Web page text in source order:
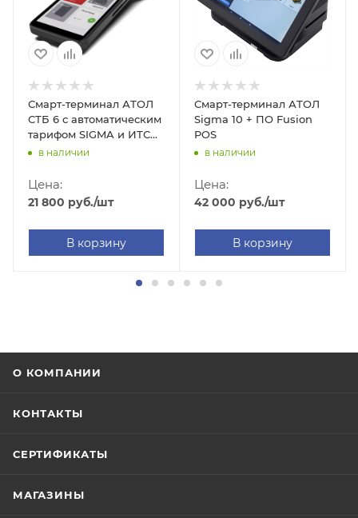
Смарт-терминал АТОЛ
СТБ 6 с автоматическим
тарифом SIGMA и ИТС
(черный, без ФН,
в наличии
Цена:
21 800 руб./шт
В корзину
Смарт-терминал АТОЛ
Sigma 10 + ПО Fusion
POS
в наличии
Цена:
42 000 руб./шт
В корзину
О КОМПАНИИ
КОНТАКТЫ
СЕРТИФИКАТЫ
МАГАЗИНЫ